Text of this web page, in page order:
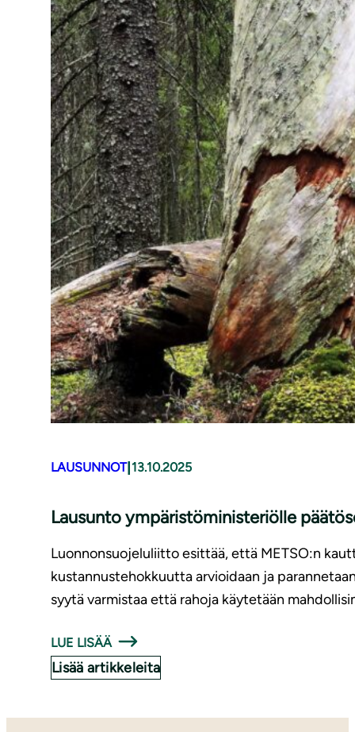
LAUSUNNOT| 13.10.2025
Lausunto ympäristöministeriölle
Luonnonsuojeluliitto esittää, että METSO:n
kustannustehokkuutta arvioidaan ja
syytä varmistaa että rahoja käytetään
LUE LISÄÄ
Lisää artikkeleita